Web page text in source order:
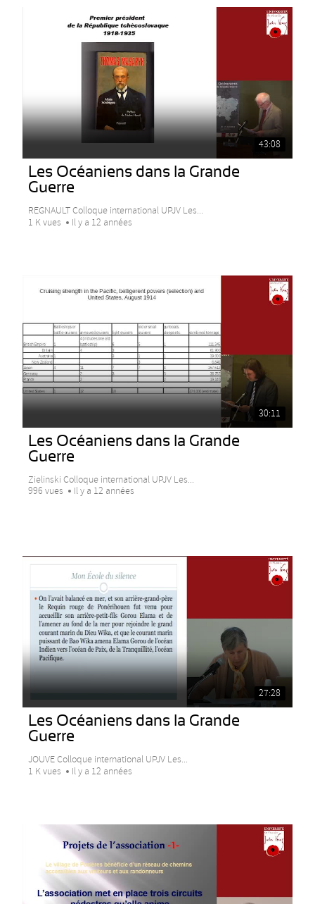
43:08
Les Océaniens dans la Grande
Guerre
REGNAULT Colloque international UPJV Les...
1 K vues
Il y a 12 années
30:11
Les Océaniens dans la Grande
Guerre
Zielinski Colloque international UPJV Les...
996 vues
Il y a 12 années
27:28
Les Océaniens dans la Grande
Guerre
JOUVE Colloque international UPJV Les...
1 K vues
Il y a 12 années